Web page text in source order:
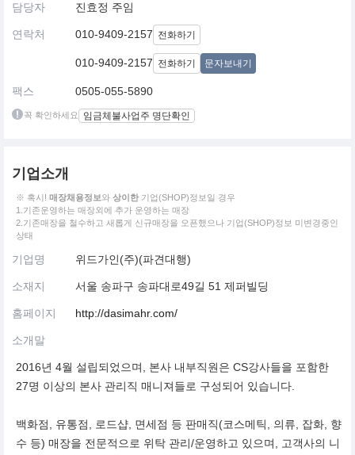
담당자 진효정 주임
연락처 010-9409-2157 전화하기
010-9409-2157 전화하기 문자보내기
팩스 0505-055-5890
꼭 확인하세요 임금체불사업주 명단확인
기업소개
※ 혹시! 매장채용정보와 상이한 기업(SHOP)정보일 경우
1.기존운영하는 매장외에 추가 운영하는 매장
2.기존매장을 철수하고 새롭게 신규매장을 오픈했으나 기업(SHOP)정보 미변경중인
상태
기업명 위드가인(주)(파견대행)
소재지 서울 송파구 송파대로49길 51 제퍼빌딩
홈페이지 http://dasimahr.com/
소개말
2016년 4월 설립되었으며, 본사 내부직원은 CS강사들을 포함한
27명 이상의 본사 관리직 매니져들로 구성되어 있습니다.
백화점, 유통점, 로드샵, 면세점 등 판매직(코스메틱, 의류, 잡화, 향
수 등) 매장을 전문적으로 위탁 관리/운영하고 있으며, 고객사의 니